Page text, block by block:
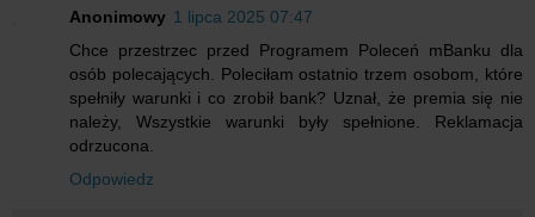
Anonimowy 1 lipca 2025 07:47
Chce przestrzec przed Programem Poleceń mBanku dla
osób polecających. Poleciłam ostatnio trzem osobom, które
spełniły warunki i co zrobił bank? Uznał, że premia się nie
należy, Wszystkie warunki były spełnione. Reklamacja
odrzucona.
Odpowiedz